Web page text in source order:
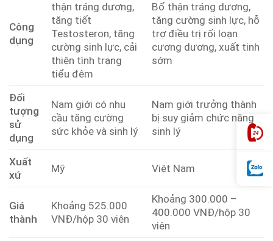
Công
dụng
thận tráng dương,
tăng tiết
Testosteron, tăng
cường sinh lực, cải
thiện tình trạng
tiểu đêm
Bổ thận tráng dương,
tăng cường sinh lực, hỗ
trợ điều trị rối loạn
cương dương, xuất tinh
sớm
Đối
tượng
sử
dụng
Nam giới có nhu
cầu tăng cường
sức khỏe và sinh lý
Nam giới trưởng thành
bị suy giảm chức năng
sinh lý
Xuất
xứ
Mỹ Việt Nam
Giá
thành
Khoảng 525.000
VNĐ/hộp 30 viên
Khoảng 300.000 –
400.000 VNĐ/hộp 30
viên